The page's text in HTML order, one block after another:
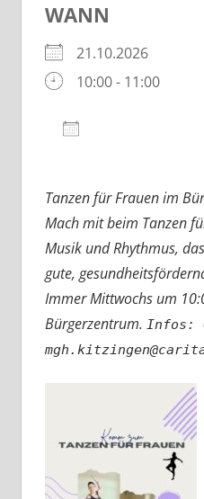
WANN
21.10.2026
10:00 - 11:00
Tanzen für Frauen im
Mach mit beim Tanzen
Musik und Rhythmus,
gute,
Immer Mittwochs um
Bürgerzentrum. Infos: